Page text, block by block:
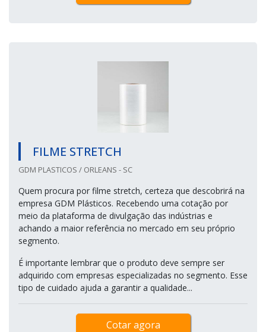
FILME STRETCH
GDM PLASTICOS / ORLEANS - SC
Quem procura por filme stretch, certeza que descobrirá na
empresa GDM Plásticos. Recebendo uma cotação por
meio da plataforma de divulgação das indústrias e
achando a maior referência no mercado em seu próprio
segmento.
É importante lembrar que o produto deve sempre ser
adquirido com empresas especializadas no segmento. Esse
tipo de cuidado ajuda a garantir a qualidade...
Cotar agora